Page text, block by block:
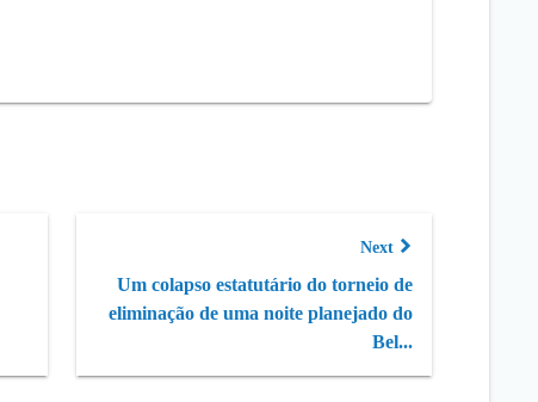
Next
Um colapso estatutário do torneio de
eliminação de uma noite planejado do
Bel...